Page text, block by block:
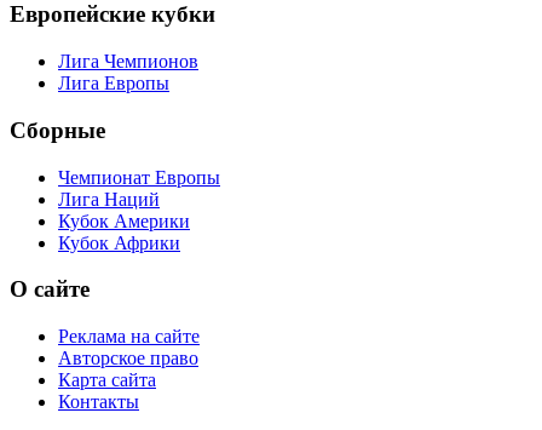
Европейские кубки
Лига Чемпионов
Лига Европы
Сборные
Чемпионат Европы
Лига Наций
Кубок Америки
Кубок Африки
О сайте
Реклама на сайте
Авторское право
Карта сайта
Контакты